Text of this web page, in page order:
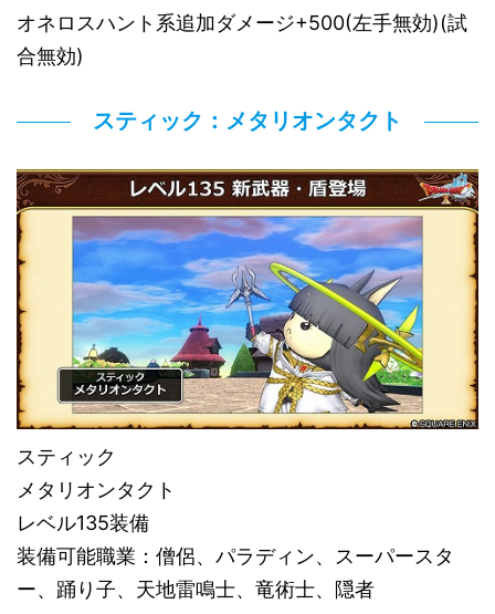
オネロスハント系追加ダメージ+500(左手無効)(試
合無効)
スティック：メタリオンタクト
スティック
メタリオンタクト
レベル135装備
装備可能職業：僧侶、パラディン、スーパースタ
ー、踊り子、天地雷鳴士、竜術士、隠者